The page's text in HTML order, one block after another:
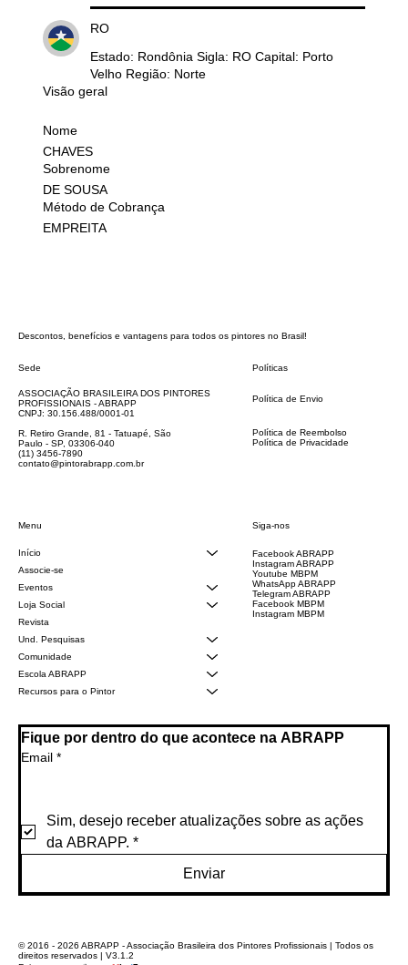
RO
Estado: Rondônia Sigla: RO Capital: Porto
Velho Região: Norte
Visão geral
Nome
CHAVES
Sobrenome
DE SOUSA
Método de Cobrança
EMPREITA
Descontos, benefícios e vantagens para todos os pintores no Brasil!
Sede
ASSOCIAÇÃO BRASILEIRA DOS PINTORES
PROFISSIONAIS - ABRAPP
CNPJ: 30.156.488/0001-01
R. Retiro Grande, 81 - Tatuapé, São
Paulo - SP, 03306-040
(11) 3456-7890
contato@pintorabrapp.com.br
Menu
Início
Associe-se
Eventos
Loja Social
Revista
Und. Pesquisas
Comunidade
Escola ABRAPP
Recursos para o Pintor
Políticas
Política de Envio
Política de Reembolso
Política de Privacidade
Siga-nos
Facebook ABRAPP
Instagram ABRAPP
Youtube MBPM
WhatsApp ABRAPP
Telegram ABRAPP
Facebook MBPM
Instagram MBPM
Fique por dentro do que acontece na ABRAPP
Email *
Sim, desejo receber atualizações sobre as ações
da ABRAPP. *
Enviar
© 2016 - 2026 ABRAPP - Associação Brasileira dos Pintores Profissionais | Todos os
direitos reservados | V3.1.2